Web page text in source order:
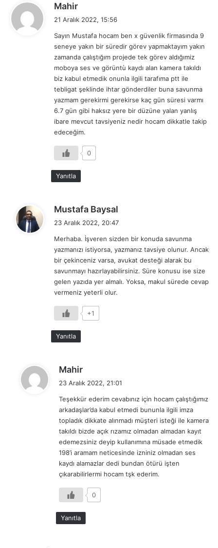
Mahir
i
k
i
21 Aralık 2022, 15:56
Sayın Mustafa hocam ben x güvenlik firmasında 9
seneye yakın bir süredir görev yapmaktayım yakın
zamanda çalıştığım projede tek görev aldığımiz
moboya ses ve görüntù kaydı alan kamera takıldı
biz kabul etmedik onunla ilgili tarafıma ptt ile
tebligat şeklinde ihtar gönderdiler buna savunma
yazmam gerekirmi gerekirse kaç gün süresi varmı
6.7 gün gibi haksız yere bir düzüne yalan yanlış
ibare mevcut tavsiyeniz nedir hocam dikkatle takip
edeceğim.
0
Yanıtla
Mustafa Baysal
i
k
i
:
23 Aralık 2022, 20:47
Merhaba. İşveren sizden bir konuda savunma
yazmanızı istiyorsa, yazmanız tavsiye olunur. Ancak
bir çekinceniz varsa, avukat desteği alarak bu
savunmayı hazırlayabilirsiniz. Süre konusu ise size
gelen yazıda yer almalı. Yoksa, makul sürede cevap
vermeniz yeterli olur.
+1
Yanıtla
Mahir
i
k
:
23 Aralık 2022, 21:01
Teşekkür ederim cevabınız için hocam çalıştığımız
arkadaşlar’da kabul etmedi bununla ilgili imza
topladık dikkate alınmadı müşteri isteği ile kamera
takıldı bizde açık rızamız olmadan almadan kayıt
edemezsiniz deyip kullanımına müsade etmedik
198’i aramam neticesinde izniniz olmadan ses
kaydı alamazlar dedi bundan ötürü işten
çıkarabilirlermi hocam tşk ederim.
0
Yanıtla